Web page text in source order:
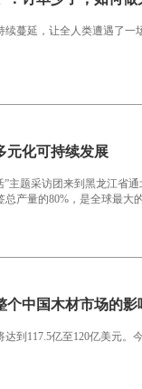
蔓延，让全人类遭遇了
元化可持续发展
主题采访团来到黑龙江省
产量的80%，是全球最大
个中国木材市场的影
到117.5亿至120亿美元。